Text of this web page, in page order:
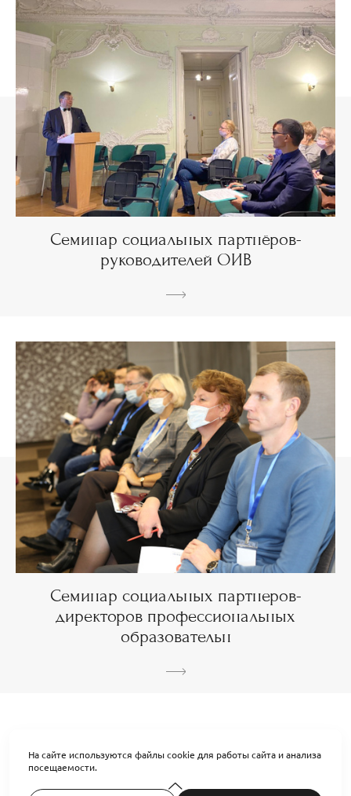
Семинар социальных партнёров-
руководителей ОИВ
Семинар социальных партнеров-
директоров профессиональных
образовательн
На сайте используются файлы cookie для работы сайта и анализа
посещаемости.